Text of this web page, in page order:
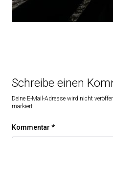
Schreibe einen
Deine E-Mail-Adresse wird nicht
markiert
Kommentar *